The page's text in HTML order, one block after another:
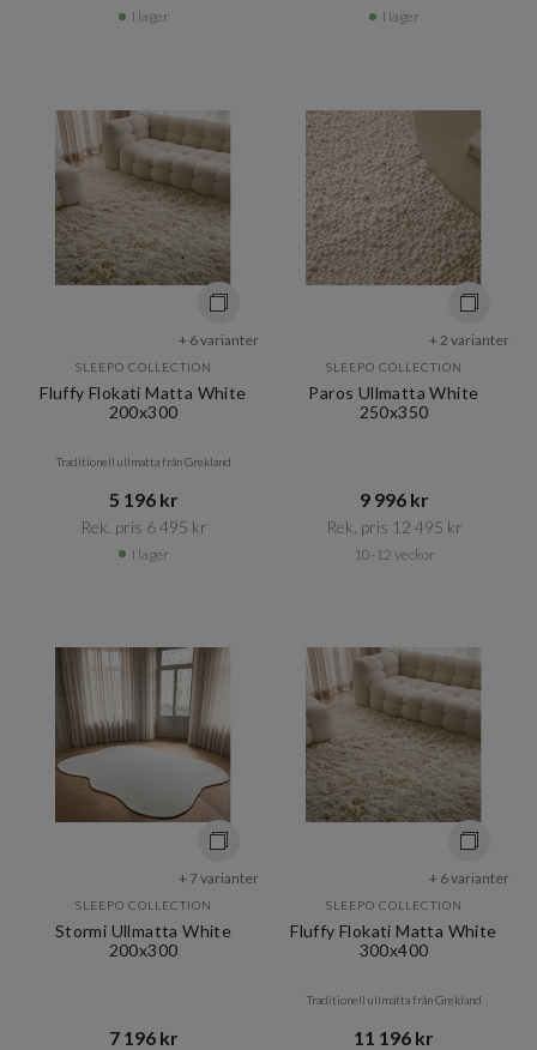
I lager I lager
+ 6 varianter
SLEEPO COLLECTION
Fluffy Flokati Matta White
200x300
Traditionell ullmatta från Grekland
5 196 kr​​
Rek. pris 6 495 kr​​
I lager
+ 2 varianter
SLEEPO COLLECTION
Paros Ullmatta White
250x350
9 996 kr​​
Rek. pris 12 495 kr​​
10-12 veckor
+ 7 varianter
SLEEPO COLLECTION
Stormi Ullmatta White
200x300
7 196 kr​​
+ 6 varianter
SLEEPO COLLECTION
Fluffy Flokati Matta White
300x400
Traditionell ullmatta från Grekland
11 196 kr​​